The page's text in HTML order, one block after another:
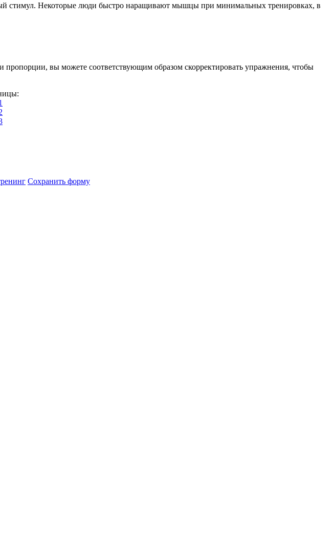
стимул. Некоторые люди быстро наращивают мышцы при минимальных тренировках, в
вы можете соответствующим образом скорректировать упражнения, чтобы
Сохранить форму